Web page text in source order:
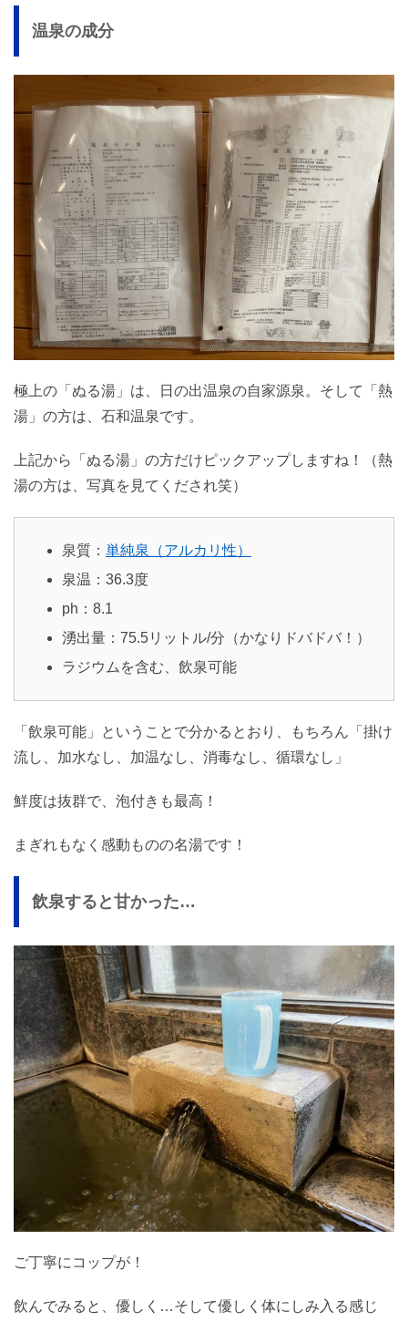
温泉の成分
極上の「ぬる湯」は、日の出温泉の自家源泉。そして「熱
湯」の方は、石和温泉です。
上記から「ぬる湯」の方だけピックアップしますね！（熱
湯の方は、写真を見てくだされ笑）
泉質： 単純泉（アルカリ性）
泉温：36.3度
ph：8.1
湧出量：75.5リットル/分（かなりドバドバ！）
ラジウムを含む、飲泉可能
「飲泉可能」ということで分かるとおり、もちろん「掛け
流し、加水なし、加温なし、消毒なし、循環なし」
鮮度は抜群で、泡付きも最高！
まぎれもなく感動ものの名湯です！
飲泉すると甘かった…
ご丁寧にコップが！
飲んでみると、優しく…そして優しく体にしみ入る感じ